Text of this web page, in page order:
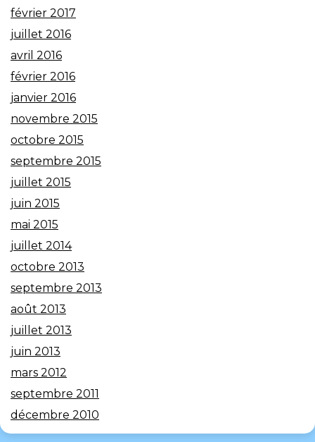
février 2017
juillet 2016
avril 2016
février 2016
janvier 2016
novembre 2015
octobre 2015
septembre 2015
juillet 2015
juin 2015
mai 2015
juillet 2014
octobre 2013
septembre 2013
août 2013
juillet 2013
juin 2013
mars 2012
septembre 2011
décembre 2010